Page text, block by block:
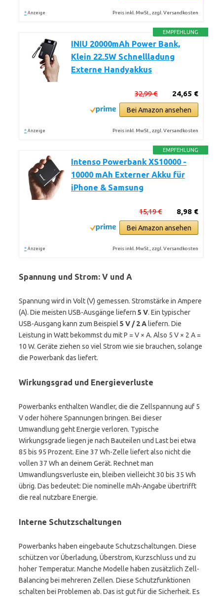
* Anzeige Preis inkl. MwSt., zzgl. Versandkosten
EMPFEHLUNG
INIU 20000mAh Power Bank,
Klein 22.5W Schnellladung
Externe Handyakkus
24,65 €
32,99 €
Bei Amazon ansehen
* Anzeige Preis inkl. MwSt., zzgl. Versandkosten
EMPFEHLUNG
Intenso Powerbank XS10000 -
10000 mAh Externer Akku für
iPhone & Samsung
8,98 €
15,19 €
Bei Amazon ansehen
* Anzeige Preis inkl. MwSt., zzgl. Versandkosten
Spannung und Strom: V und A
Spannung wird in Volt (V) gemessen. Stromstärke in Ampere
(A). Die meisten USB-Ausgänge liefern 5 V. Ein typischer
USB-Ausgang kann zum Beispiel 5 V / 2 A liefern. Die
Leistung in Watt bekommst du mit P = V × A. Also 5 V × 2 A =
10 W. Geräte ziehen so viel Strom wie sie brauchen, solange
die Powerbank das liefert.
Wirkungsgrad und Energieverluste
Powerbanks enthalten Wandler, die die Zellspannung auf 5
V oder höhere Spannungen bringen. Bei dieser
Umwandlung geht Energie verloren. Typische
Wirkungsgrade liegen je nach Bauteilen und Last bei etwa
85 bis 95 Prozent. Eine 37 Wh-Zelle liefert also nicht die
vollen 37 Wh an deinem Gerät. Rechnet man
Umwandlungsverluste ein, bleiben vielleicht 30 bis 35 Wh
übrig. Das bedeutet: Die nominelle mAh-Angabe übertrifft
die real nutzbare Energie.
Interne Schutzschaltungen
Powerbanks haben eingebaute Schutzschaltungen. Diese
schützen vor Überladung, Überstrom, Kurzschluss und zu
hoher Temperatur. Manche Modelle haben zusätzlich Zell-
Balancing bei mehreren Zellen. Diese Schutzfunktionen
schalten bei Problemen ab. Das ist gut für die Sicherheit. Es